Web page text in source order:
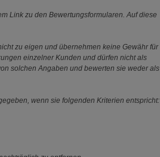
Link zu den Bewertungsformularen. Auf diese
zu eigen und übernehmen keine Gewähr für
einzelner Kunden und dürfen nicht als
solchen Angaben und bewerten sie weder als
wenn sie folgenden Kriterien entspricht: